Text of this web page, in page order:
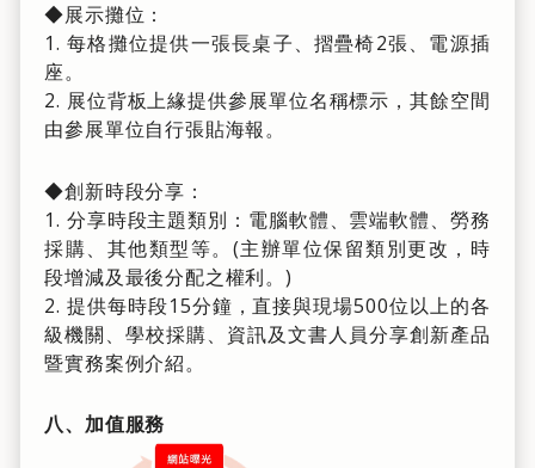
◆展示攤位：
1. 每格攤位提供一張長桌子、摺疊椅2張、電源插
座。
2. 展位背板上緣提供參展單位名稱標示，其餘空間
由參展單位自行張貼海報。
◆創新時段分享：
1. 分享時段主題類別：電腦軟體、雲端軟體、勞務
採購、其他類型等。(主辦單位保留類別更改，時
段增減及最後分配之權利。)
2. 提供每時段15分鐘，直接與現場500位以上的各
級機關、學校採購、資訊及文書人員分享創新產品
暨實務案例介紹。
八、加值服務